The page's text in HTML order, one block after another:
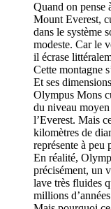
Quand on pense
Mount Everest,
dans le système
modeste. Car le
il écrase
Cette montagne
Et ses
Olympus Mons
du niveau
l’Everest. Mais
kilomètres de
représente à peu
En réalité,
précisément, un
lave très fluides
millions